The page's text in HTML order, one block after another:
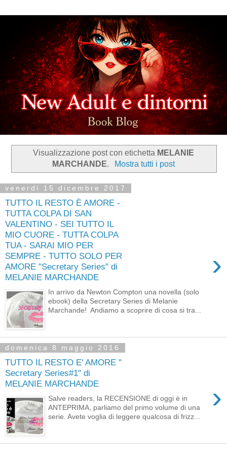
Visualizzazione post con etichetta MELANIE
MARCHANDE. Mostra tutti i post
venerdì 15 dicembre 2017
TUTTO IL RESTO È AMORE -
TUTTA COLPA DI SAN
VALENTINO - SEI TUTTO IL
MIO CUORE - TUTTA COLPA
TUA - SARAI MIO PER
SEMPRE - TUTTO SOLO PER
AMORE "Secretary Series" di
MELANIE MARCHANDE
›
In arrivo da Newton Compton una novella (solo
ebook) della Secretary Series di Melanie
Marchande! Andiamo a scoprire di cosa si tra...
domenica 8 maggio 2016
TUTTO IL RESTO E' AMORE "
Secretary Series#1" di
MELANIE MARCHANDE
›
Salve readers, la RECENSIONE di oggi è in
ANTEPRIMA, parliamo del primo volume di una
serie. Avete voglia di leggere qualcosa di frizz...